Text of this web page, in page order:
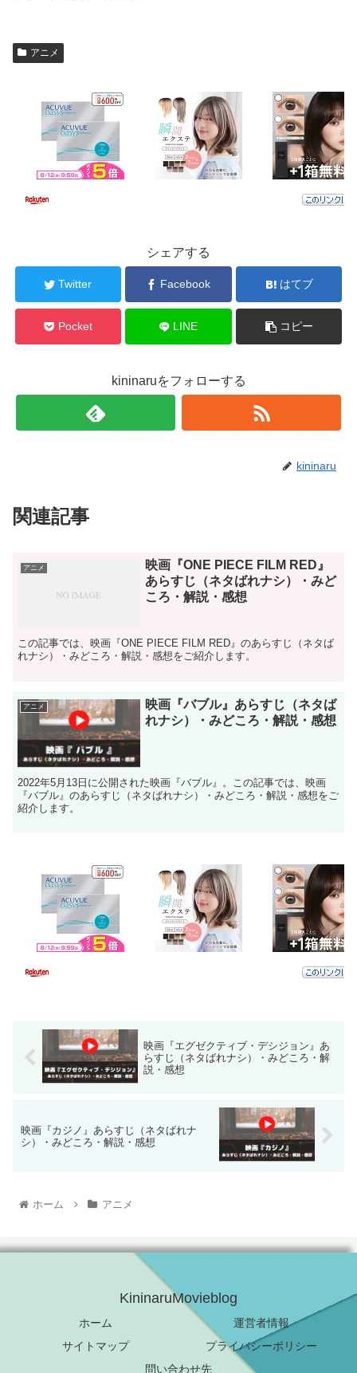
アニメ
シェアする
Twitter Facebook はてブ
Pocket LINE コピー
kininaruをフォローする
kininaru
関連記事
アニメ
映画『ONE PIECE FILM RED』
あらすじ（ネタばれナシ）・みど
ころ・解説・感想
この記事では、映画『ONE PIECE FILM RED』のあらすじ（ネタば
れナシ）・みどころ・解説・感想をご紹介します。
アニメ
映画『バブル』あらすじ（ネタば
れナシ）・みどころ・解説・感想
2022年5月13日に公開された映画『バブル』。この記事では、映画
『バブル』のあらすじ（ネタばれナシ）・みどころ・解説・感想をご
紹介します。
映画『エグゼクティブ・デシジョン』あ
らすじ（ネタばれナシ）・みどころ・解
説・感想
映画『カジノ』あらすじ（ネタばれナ
シ）・みどころ・解説・感想
ホーム アニメ
KininaruMovieblog
ホーム
運営者情報
サイトマップ
プライバシーポリシー
問い合わせ先